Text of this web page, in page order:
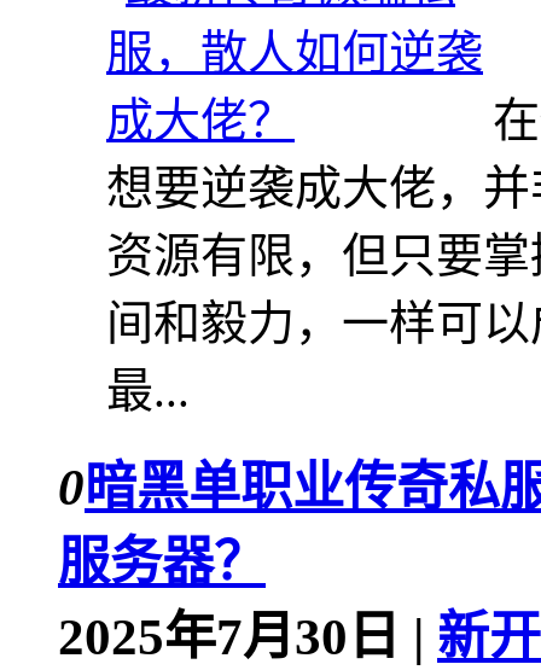
想要逆袭成大佬，
资源有限，但只要
间和毅力，一样可
最...
0暗黑单职业传奇私
服务器？
2025年7月30日 | 新